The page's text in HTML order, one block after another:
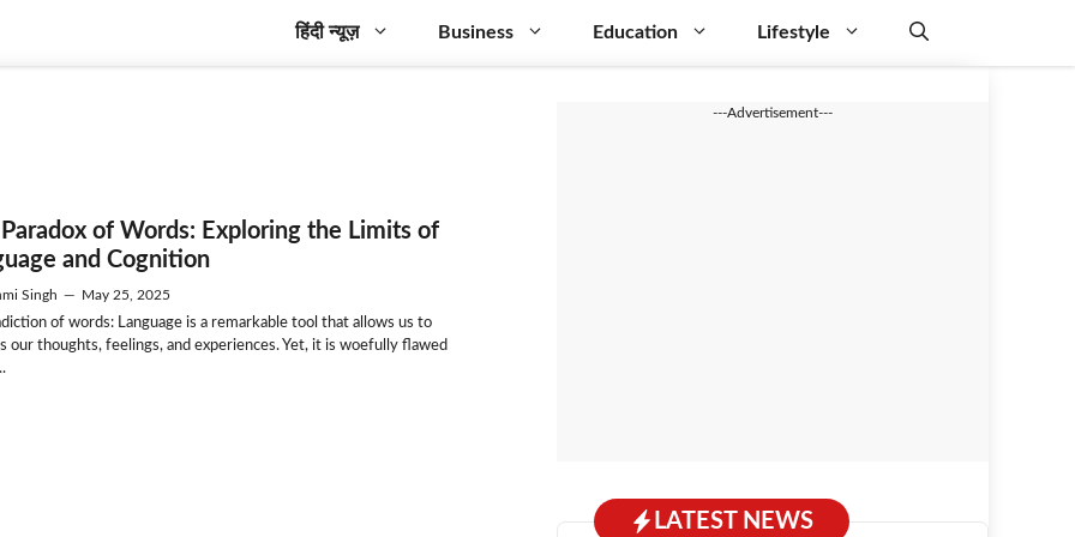
हिंदी न्यूज़ Business Education Lifestyle
Paradox of Words: Exploring the Limits of
and Cognition
Singh — May 25, 2025
of words: Language is a remarkable tool that allows us to
our thoughts, feelings, and experiences. Yet, it is woefully flawed
---Advertisement---
LATEST NEWS